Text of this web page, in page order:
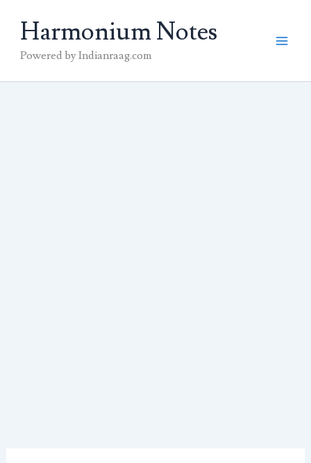
Harmonium Notes
Powered by Indianraag.com